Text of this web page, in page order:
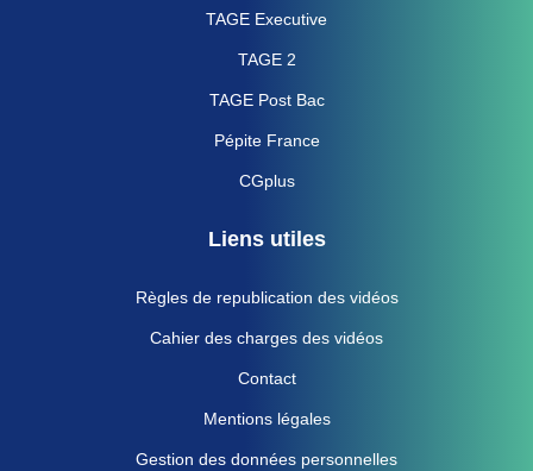
TAGE Executive
TAGE 2
TAGE Post Bac
Pépite France
CGplus
Liens utiles
Règles de republication des vidéos
Cahier des charges des vidéos
Contact
Mentions légales
Gestion des données personnelles